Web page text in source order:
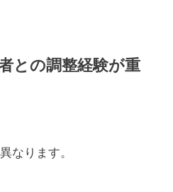
との調整経験が重
なります。